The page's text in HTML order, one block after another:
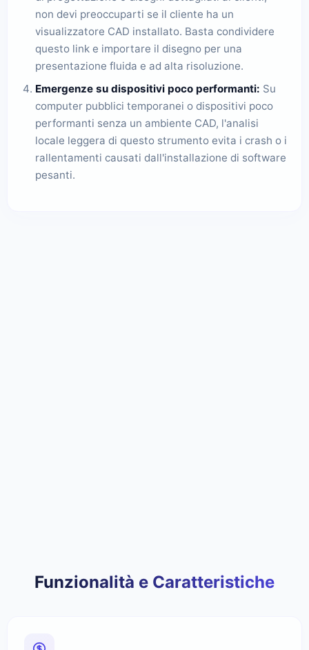
non devi preoccuparti se il cliente ha un
visualizzatore CAD installato. Basta condividere
questo link e importare il disegno per una
presentazione fluida e ad alta risoluzione.
Emergenze su dispositivi poco performanti: Su
computer pubblici temporanei o dispositivi poco
performanti senza un ambiente CAD, l'analisi
locale leggera di questo strumento evita i crash o i
rallentamenti causati dall'installazione di software
pesanti.
Funzionalità e Caratteristiche